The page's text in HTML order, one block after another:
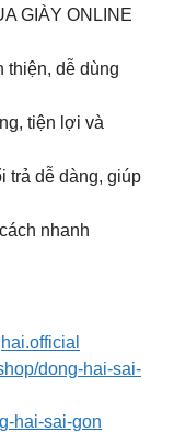
GIÀY ONLINE
thiện, dễ dùng
tiện lợi và
trả dễ dàng, giúp
nhanh
dong-hai-sai-
hai-sai-gon